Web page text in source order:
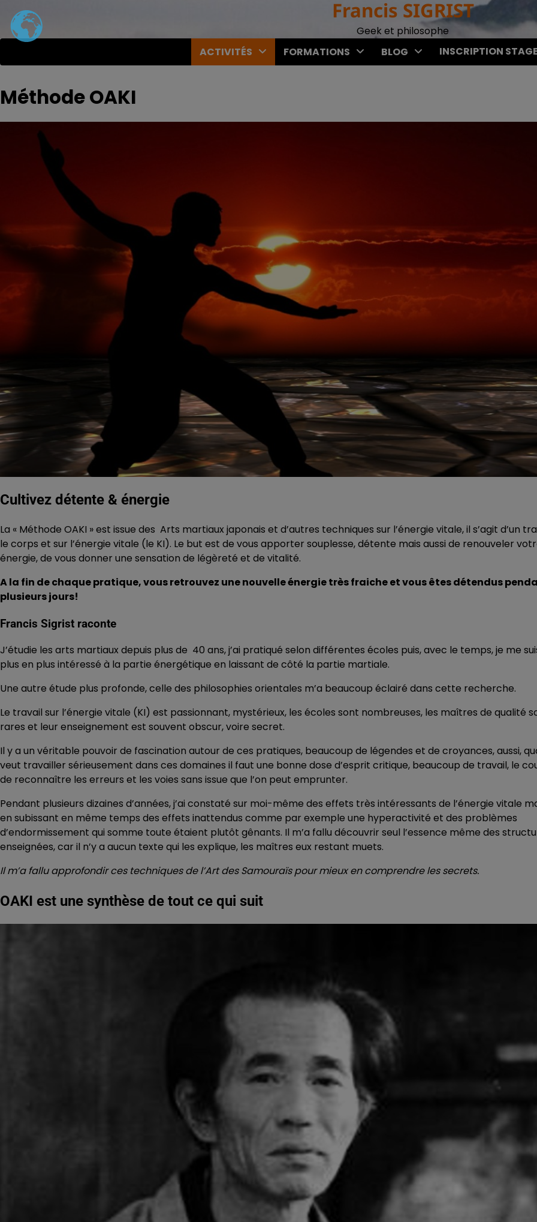
content
Francis SIGRIST
Geek et philosophe
ACTIVITÉS
FORMATIONS BLOG INSCRIPTION
Méthode OAKI
Cultivez détente & énergie
La « Méthode OAKI » est issue des Arts martiaux japonais et d’autres techniques sur l’énergie vitale, il s’agit d’un
le corps et sur l’énergie vitale (le KI). Le but est de vous apporter souplesse, détente mais aussi de renouveler
énergie, de vous donner une sensation de légèreté et de vitalité.
A la fin de chaque pratique, vous retrouvez une nouvelle énergie très fraiche et vous êtes détendus
plusieurs jours!
Francis Sigrist raconte
J’étudie les arts martiaux depuis plus de 40 ans, j’ai pratiqué selon différentes écoles puis, avec le temps, je me
plus en plus intéressé à la partie énergétique en laissant de côté la partie martiale.
Une autre étude plus profonde, celle des philosophies orientales m’a beaucoup éclairé dans cette recherche.
Le travail sur l’énergie vitale (KI) est passionnant, mystérieux, les écoles sont nombreuses, les maîtres de qualité
rares et leur enseignement est souvent obscur, voire secret.
Il y a un véritable pouvoir de fascination autour de ces pratiques, beaucoup de légendes et de croyances, aussi,
veut travailler sérieusement dans ces domaines il faut une bonne dose d’esprit critique, beaucoup de travail, le
de reconnaître les erreurs et les voies sans issue que l’on peut emprunter.
Pendant plusieurs dizaines d’années, j’ai constaté sur moi-même des effets très intéressants de l’énergie vitale
en subissant en même temps des effets inattendus comme par exemple une hyperactivité et des problèmes
d’endormissement qui somme toute étaient plutôt gênants. Il m’a fallu découvrir seul l’essence même des
enseignées, car il n’y a aucun texte qui les explique, les maîtres eux restant muets.
Il m’a fallu approfondir ces techniques de l’Art des Samouraïs pour mieux en comprendre les secrets.
OAKI est une synthèse de tout ce qui suit